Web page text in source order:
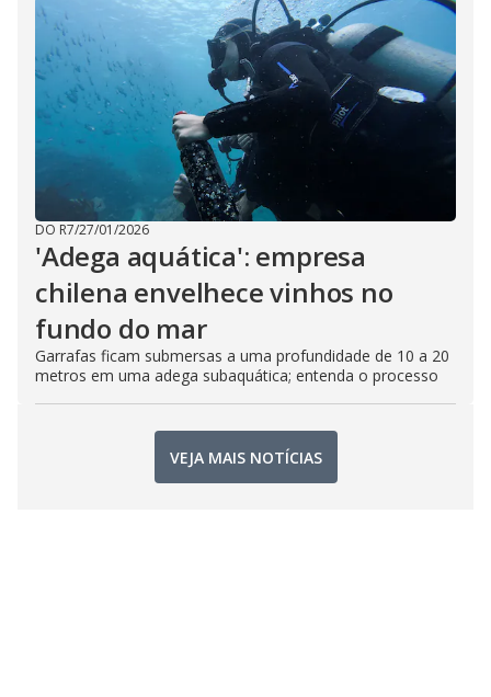
DO R7/27/01/2026
'Adega aquática': empresa
chilena envelhece vinhos no
fundo do mar
Garrafas ficam submersas a uma profundidade de 10 a 20
metros em uma adega subaquática; entenda o processo
VEJA MAIS NOTÍCIAS